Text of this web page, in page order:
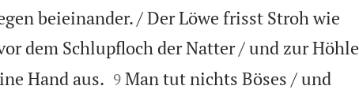
beieinander. / Der Löwe frisst Stroh wie
dem Schlupfloch der Natter / und zur Höhle
Hand aus.
9 Man tut nichts Böses / und